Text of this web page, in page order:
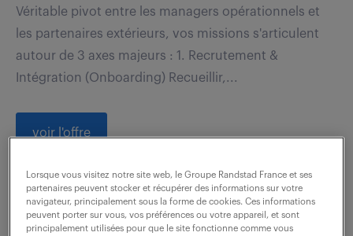
Véritable pivot entre les managers opérationnels et
les partenaires extérieurs, vos missions s'articulent
autour de 3 axes majeurs : 1. Recrutement &
Intégration (Onboarding) Recueillir,...
voir l'offre
assistant adv (f/h)
Lorsque vous visitez notre site web, le Groupe Randstad France et ses
partenaires peuvent stocker et récupérer des informations sur votre
navigateur, principalement sous la forme de cookies. Ces informations
peuvent porter sur vous, vos préférences ou votre appareil, et sont
principalement utilisées pour que le site fonctionne comme vous